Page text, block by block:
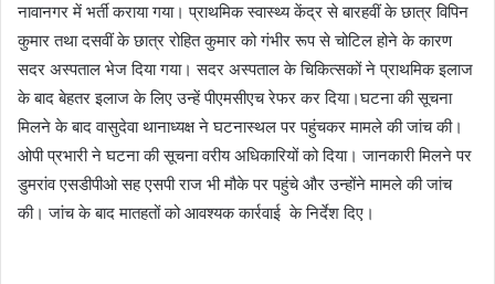
नावानगर में भर्ती कराया गया। प्राथमिक स्वास्थ्य केंद्र से बारहवीं के छात्र विपिन
कुमार तथा दसवीं के छात्र रोहित कुमार को गंभीर रूप से चोटिल होने के कारण
सदर अस्पताल भेज दिया गया। सदर अस्पताल के चिकित्सकों ने प्राथमिक इलाज
के बाद बेहतर इलाज के लिए उन्हें पीएमसीएच रेफर कर दिया।घटना की सूचना
मिलने के बाद वासुदेवा थानाध्यक्ष ने घटनास्थल पर पहुंचकर मामले की जांच की।
ओपी प्रभारी ने घटना की सूचना वरीय अधिकारियों को दिया। जानकारी मिलने पर
डुमरांव एसडीपीओ सह एसपी राज भी मौके पर पहुंचे और उन्होंने मामले की जांच
की। जांच के बाद मातहतों को आवश्यक कार्रवाई के निर्देश दिए।